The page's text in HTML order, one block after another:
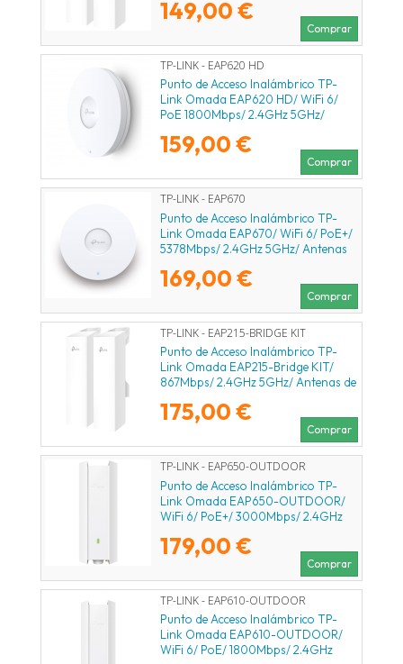
149,00 €
Comprar
TP-LINK - EAP620 HD
Punto de Acceso Inalámbrico TP-
Link Omada EAP620 HD/ WiFi 6/
PoE 1800Mbps/ 2.4GHz 5GHz/
802.11ax/ac/a/n/b/g
159,00 €
Comprar
TP-LINK - EAP670
Punto de Acceso Inalámbrico TP-
Link Omada EAP670/ WiFi 6/ PoE+/
5378Mbps/ 2.4GHz 5GHz/ Antenas
169,00 €
Comprar
TP-LINK - EAP215-BRIDGE KIT
Punto de Acceso Inalámbrico TP-
Link Omada EAP215-Bridge KIT/
867Mbps/ 2.4GHz 5GHz/ Antenas de
175,00 €
Comprar
TP-LINK - EAP650-OUTDOOR
Punto de Acceso Inalámbrico TP-
Link Omada EAP650-OUTDOOR/
WiFi 6/ PoE+/ 3000Mbps/ 2.4GHz
ax/ac/n/g/b/a
179,00 €
Comprar
TP-LINK - EAP610-OUTDOOR
Punto de Acceso Inalámbrico TP-
Link Omada EAP610-OUTDOOR/
WiFi 6/ PoE/ 1800Mbps/ 2.4GHz